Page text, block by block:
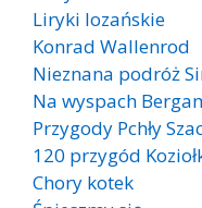
Liryki lozańskie
Konrad Wallenrod
Nieznana podróż
Na wyspach
Przygody Pchły
120 przygód
Chory kotek